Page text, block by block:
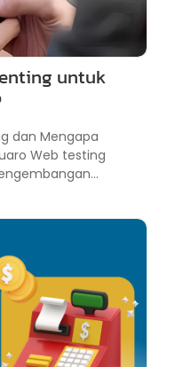
untuk
dan Mengapa
Web testing